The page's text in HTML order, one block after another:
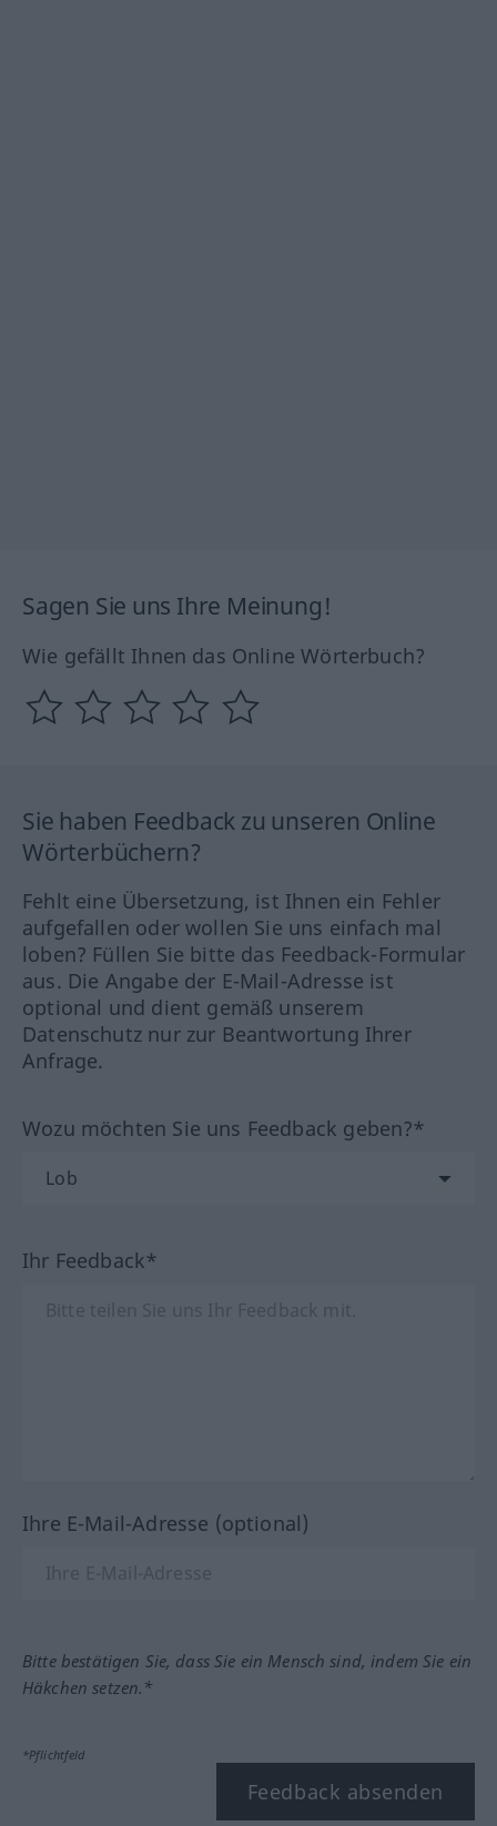
Sagen Sie uns Ihre Meinung!
Wie gefällt Ihnen das Online Wörterbuch?
Sie haben Feedback zu unseren Online
Wörterbüchern?
Fehlt eine Übersetzung, ist Ihnen ein Fehler
aufgefallen oder wollen Sie uns einfach mal
loben? Füllen Sie bitte das Feedback-Formular
aus. Die Angabe der E-Mail-Adresse ist
optional und dient gemäß unserem
Datenschutz nur zur Beantwortung Ihrer
Anfrage.
Wozu möchten Sie uns Feedback geben?*
Ihr Feedback*
Ihre E-Mail-Adresse (optional)
Bitte bestätigen Sie, dass Sie ein Mensch sind, indem Sie ein
Häkchen setzen.*
*Pflichtfeld
Feedback absenden